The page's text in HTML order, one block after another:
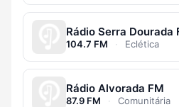
Rádio Serra Dourada
104.7 FM · Eclética
Rádio Alvorada FM
87.9 FM · Comunitária